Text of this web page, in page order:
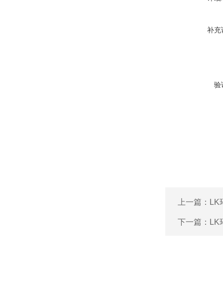
补充
验
上一篇： LK
下一篇： LK